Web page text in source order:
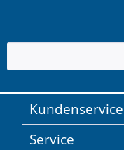
Kundenservice
Service